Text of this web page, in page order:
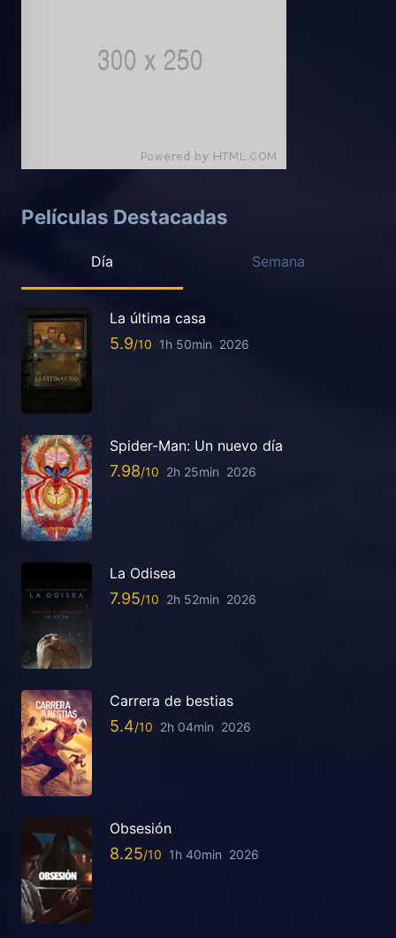
Películas Destacadas
Día Semana
La última casa
5.9 1h 50min 2026
Spider-Man: Un nuevo día
7.98 2h 25min 2026
La Odisea
7.95 2h 52min 2026
Carrera de bestias
5.4 2h 04min 2026
Obsesión
8.25 1h 40min 2026